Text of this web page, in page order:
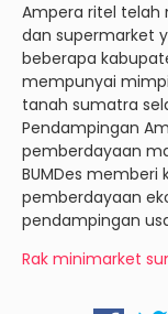
Ampera ritel telah
dan supermarket
beberapa
mempunyai
tanah sumatra
Pendampingan
pemberdayaan
BUMDes
pemberdayaan
pendampingan
Rak minimarket